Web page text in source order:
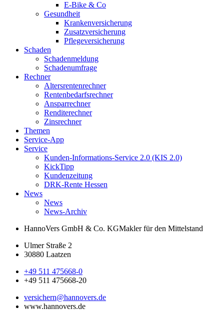
E-Bike & Co
Gesundheit
Krankenversicherung
Zusatzversicherung
Pflegeversicherung
Schaden
Schadenmeldung
Schadenumfrage
Rechner
Altersrentenrechner
Rentenbedarfsrechner
Ansparrechner
Renditerechner
Zinsrechner
Themen
Service-App
Service
Kunden-Informations-Service 2.0 (KIS 2.0)
KickTipp
Kundenzeitung
DRK-Rente Hessen
News
News
News-Archiv
HannoVers GmbH & Co. KGMakler für den Mittelstand
Ulmer Straße 2
30880 Laatzen
+49 511 475668-0
+49 511 475668-20
versichern@hannovers.de
www.hannovers.de